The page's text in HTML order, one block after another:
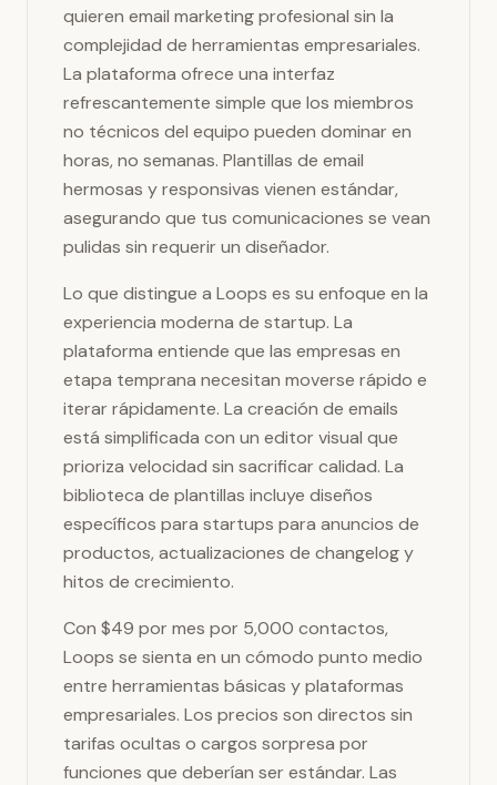
quieren email marketing profesional sin la
complejidad de herramientas empresariales.
La plataforma ofrece una interfaz
refrescantemente simple que los miembros
no técnicos del equipo pueden dominar en
horas, no semanas. Plantillas de email
hermosas y responsivas vienen estándar,
asegurando que tus comunicaciones se vean
pulidas sin requerir un diseñador.
Lo que distingue a Loops es su enfoque en la
experiencia moderna de startup. La
plataforma entiende que las empresas en
etapa temprana necesitan moverse rápido e
iterar rápidamente. La creación de emails
está simplificada con un editor visual que
prioriza velocidad sin sacrificar calidad. La
biblioteca de plantillas incluye diseños
específicos para startups para anuncios de
productos, actualizaciones de changelog y
hitos de crecimiento.
Con $49 por mes por 5,000 contactos,
Loops se sienta en un cómodo punto medio
entre herramientas básicas y plataformas
empresariales. Los precios son directos sin
tarifas ocultas o cargos sorpresa por
funciones que deberían ser estándar. Las